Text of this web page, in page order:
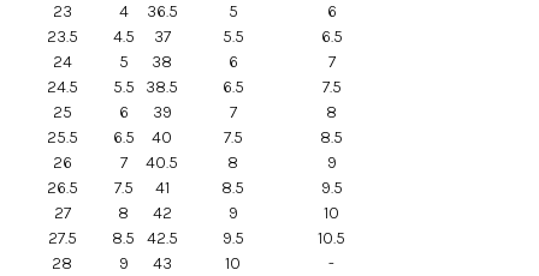
23
4 36.5 5
6
23.5
4.5 37 5.5
6.5
24
5 38 6
7
24.5
5.5 38.5 6.5
7.5
25
6 39 7
8
25.5
6.5 40 7.5
8.5
26
7 40.5 8
9
26.5
7.5 41 8.5
9.5
27
8 42 9
10
27.5
8.5 42.5 9.5
10.5
28
9 43 10
-